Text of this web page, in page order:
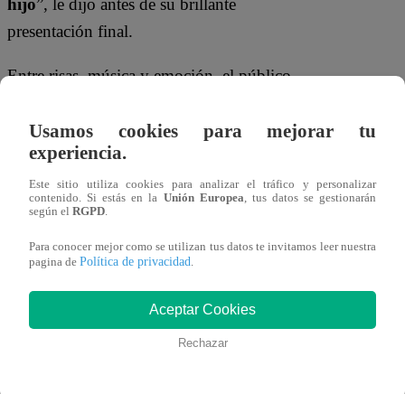
hijo”, le dijo antes de su brillante
presentación final.
Entre risas, música y emoción, el público
de la gala, desde su interpretación
impecable de“Como yo te amo”
su conmovedora confesión: “Dios me dio
el regalo más grande: mi pequeño
Bastian
”. Su historia familiar y su
entrega sobre el escenario demostraron
que, aunque quedó en segundo lugar,
se ganó el corazón del
Usamos cookies para mejorar tu
experiencia.
Este sitio utiliza cookies para analizar el tráfico y personalizar
contenido. Si estás en la Unión Europea, tus datos se gestionarán
según el RGPD.
Para conocer mejor como se utilizan tus datos te invitamos leer nuestra
pagina de Política de privacidad.
Aceptar Cookies
Rechazar